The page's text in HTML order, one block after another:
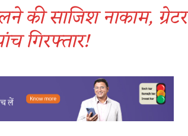
की साजिश नाकाम, ग्रेटर
गिरफ्तार!